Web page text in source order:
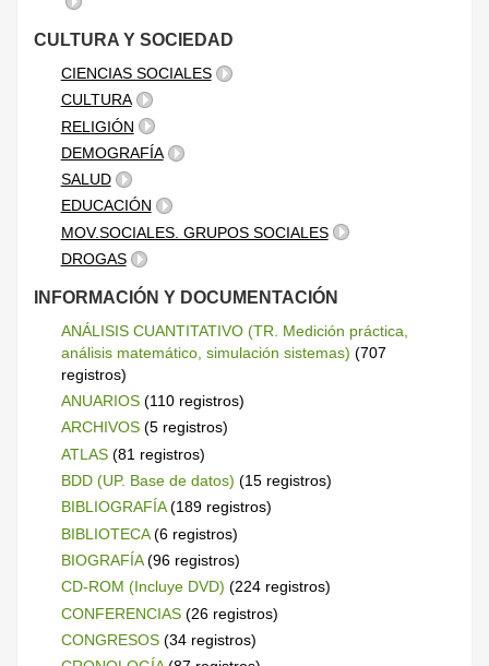
CULTURA Y SOCIEDAD
CIENCIAS SOCIALES
CULTURA
RELIGIÓN
DEMOGRAFÍA
SALUD
EDUCACIÓN
MOV.SOCIALES. GRUPOS SOCIALES
DROGAS
INFORMACIÓN Y DOCUMENTACIÓN
ANÁLISIS CUANTITATIVO (TR. Medición práctica,
análisis matemático, simulación sistemas) (707
registros)
ANUARIOS(110 registros)
ARCHIVOS(5 registros)
ATLAS(81 registros)
BDD (UP. Base de datos) (15 registros)
BIBLIOGRAFÍA(189 registros)
BIBLIOTECA(6 registros)
BIOGRAFÍA(96 registros)
CD-ROM (Incluye DVD) (224 registros)
CONFERENCIAS(26 registros)
CONGRESOS(34 registros)